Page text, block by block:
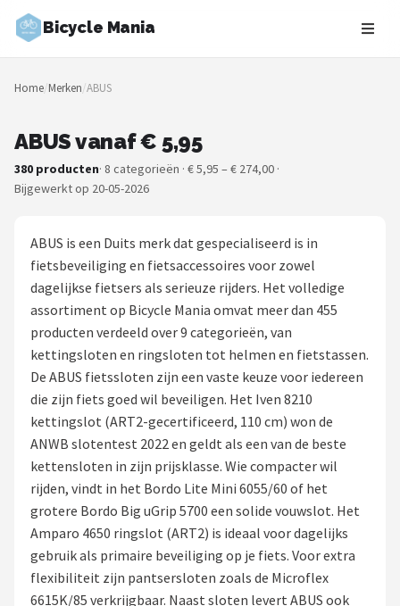
Bicycle Mania
Zoeken
NAVIGATIE
Merken
Fietsroutes
Kinderfietsen
Stadsfietsen
Elektrische fietsen
Mountainbikes
Shop
POPULAIRE MERKEN
Basil
Volare
Home/Merken/ABUS
ABUS vanaf € 5,95
380 producten· 8 categorieën · € 5,95 – € 274,00 ·
Bijgewerkt op 20-05-2026
ABUS is een Duits merk dat gespecialiseerd is in
fietsbeveiliging en fietsaccessoires voor zowel
dagelijkse fietsers als serieuze rijders. Het volledige
assortiment op Bicycle Mania omvat meer dan 455
producten verdeeld over 9 categorieën, van
kettingsloten en ringsloten tot helmen en fietstassen.
De ABUS fietssloten zijn een vaste keuze voor iedereen
die zijn fiets goed wil beveiligen. Het Iven 8210
kettingslot (ART2-gecertificeerd, 110 cm) won de
ANWB slotentest 2022 en geldt als een van de beste
kettensloten in zijn prijsklasse. Wie compacter wil
rijden, vindt in het Bordo Lite Mini 6055/60 of het
grotere Bordo Big uGrip 5700 een solide vouwslot. Het
Amparo 4650 ringslot (ART2) is ideaal voor dagelijks
gebruik als primaire beveiliging op je fiets. Voor extra
flexibiliteit zijn pantsersloten zoals de Microflex
6615K/85 verkrijgbaar. Naast sloten levert ABUS ook